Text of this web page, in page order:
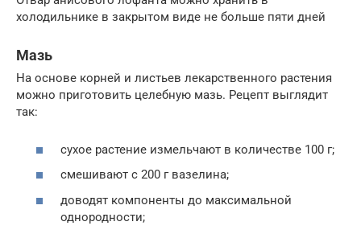
холодильнике в закрытом виде не больше пяти дней
Мазь
На основе корней и листьев лекарственного растения
можно приготовить целебную мазь. Рецепт выглядит
так:
сухое растение измельчают в количестве 100 г;
смешивают с 200 г вазелина;
доводят компоненты до максимальной
однородности;